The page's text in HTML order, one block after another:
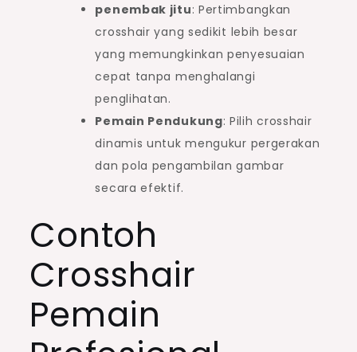
penembak jitu: Pertimbangkan
crosshair yang sedikit lebih besar
yang memungkinkan penyesuaian
cepat tanpa menghalangi
penglihatan.
Pemain Pendukung: Pilih crosshair
dinamis untuk mengukur pergerakan
dan pola pengambilan gambar
secara efektif.
Contoh
Crosshair
Pemain